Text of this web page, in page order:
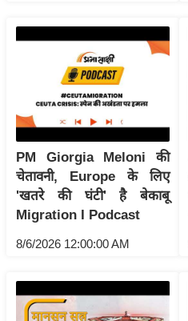
N
ला
फ
स्टा
इ
ल
टे
लॉ
जी
PM Giorgia Meloni की
चेतावनी, Europe के लिए
'खतरे की घंटी' है बेकाबू
Migration I Podcast
8/6/2026 12:00:00 AM